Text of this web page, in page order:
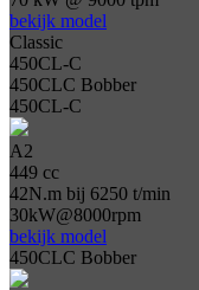
bekijk model
Classic
450CL-C
450CLC Bobber
450CL-C
A2
449 cc
42N.m bij 6250 t/min
30kW@8000rpm
bekijk model
450CLC Bobber